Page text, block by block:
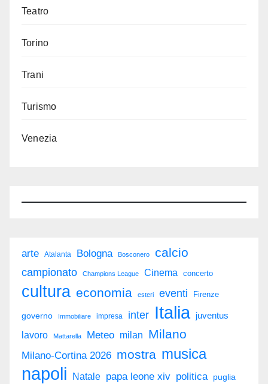
Teatro
Torino
Trani
Turismo
Venezia
arte Atalanta Bologna Bosconero calcio
campionato Champions League Cinema concerto
cultura economia esteri eventi Firenze
governo Immobiliare impresa inter Italia juventus
lavoro
Mattarella Meteo milan Milano
Milano-Cortina 2026 mostra musica
napoli Natale papa leone xiv politica puglia